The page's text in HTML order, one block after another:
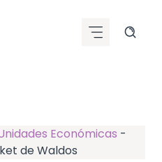
Económicas -
de Waldos